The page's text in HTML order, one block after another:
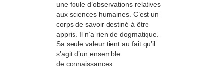
une foule d’observations relatives
aux sciences humaines. C’est un
corps de savoir destiné à être
appris. Il n’a rien de dogmatique.
Sa seule valeur tient au fait qu’il
s’agit d’un ensemble
de connaissances.